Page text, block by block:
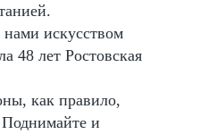
искусством
48 лет Ростовская
как правило,
Поднимайте и